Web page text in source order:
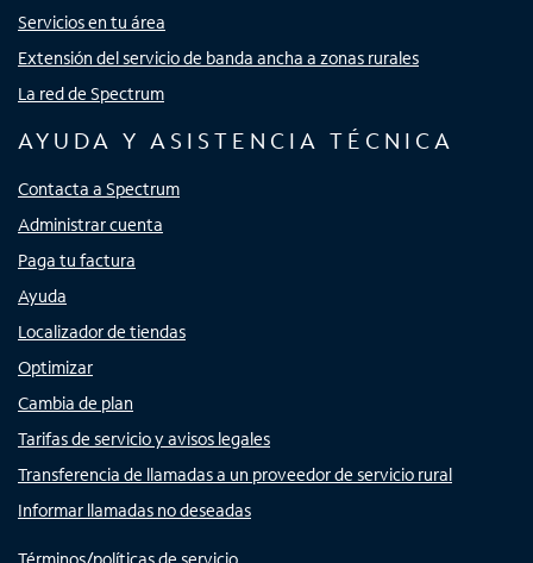
Servicios en tu área
Extensión del servicio de banda ancha a zonas rurales
La red de Spectrum
AYUDA Y ASISTENCIA TÉCNICA
Contacta a Spectrum
Administrar cuenta
Paga tu factura
Ayuda
Localizador de tiendas
Optimizar
Cambia de plan
Tarifas de servicio y avisos legales
Transferencia de llamadas a un proveedor de servicio rural
Informar llamadas no deseadas